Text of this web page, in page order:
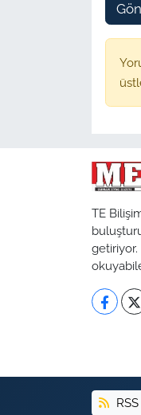
TE
getiriyor.
RSS